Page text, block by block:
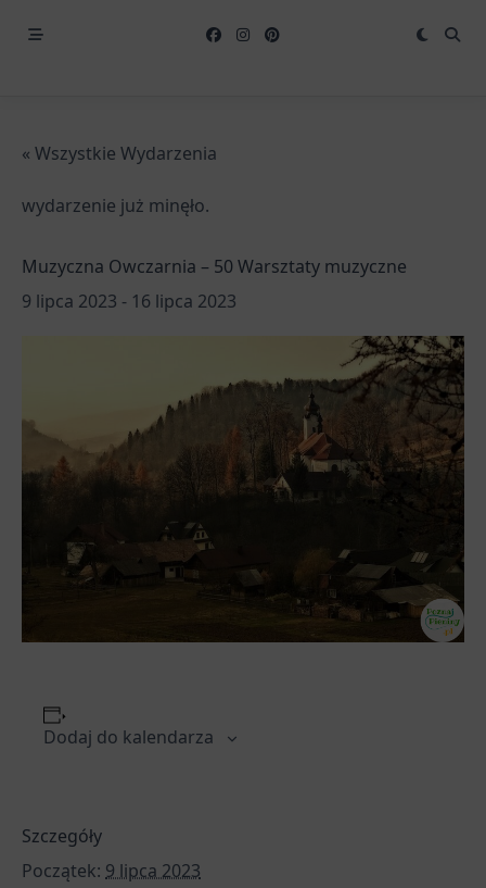
« Wszystkie Wydarzenia
wydarzenie już minęło.
Muzyczna Owczarnia – 50 Warsztaty muzyczne
9 lipca 2023 - 16 lipca 2023
Dodaj do kalendarza
Szczegóły
Początek: 9 lipca 2023